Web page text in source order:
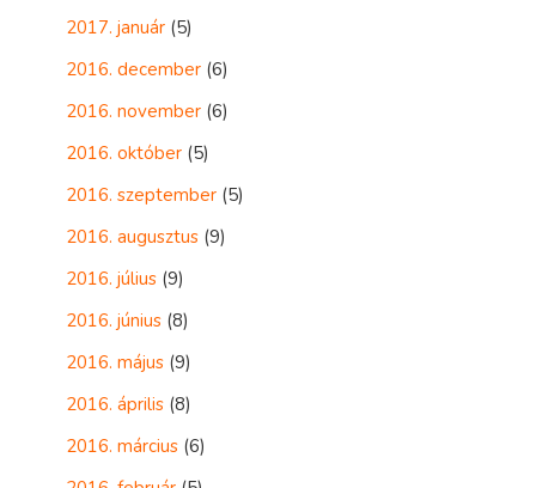
2017. január (5)
2016. december (6)
2016. november (6)
2016. október (5)
2016. szeptember (5)
2016. augusztus (9)
2016. július (9)
2016. június (8)
2016. május (9)
2016. április (8)
2016. március (6)